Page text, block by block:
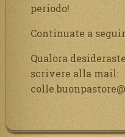
periodo!
Continuate a
Qualora
scrivere alla mail: